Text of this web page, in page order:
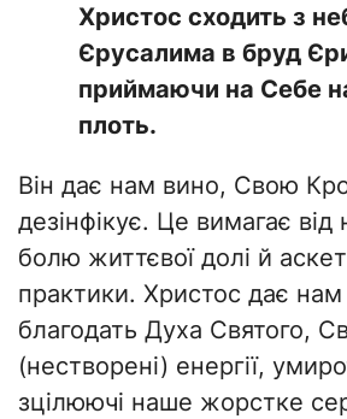
Христос сходить з
Єрусалима в бруд
приймаючи на Себе
плоть.
Він дає нам вино, Свою
дезінфікує. Це вимагає від
болю життєвої долі й
практики. Христос дає
благодать Духа Святого,
(нестворені) енергії,
зцілюючі наше жорстке